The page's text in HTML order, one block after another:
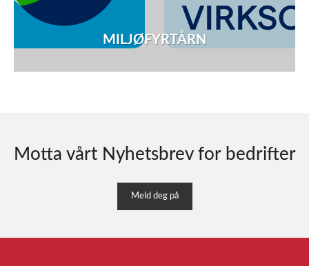
MILJØFYRTÅRN
Motta vårt Nyhetsbrev for bedrifter
Meld deg på